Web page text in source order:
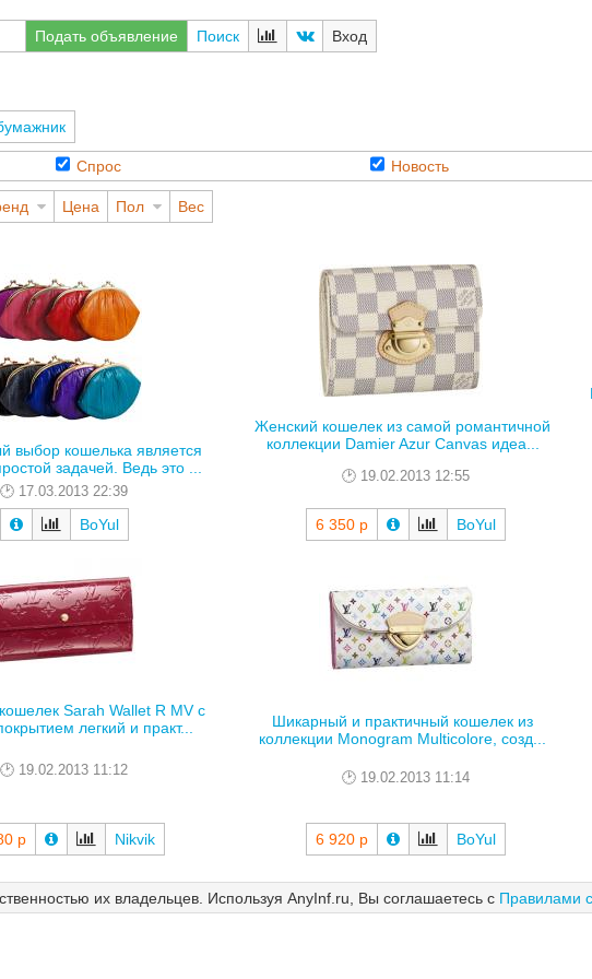
Подать объявление Поиск Вход
Спрос Новость
Цена Пол Вес
выбор кошелька является
задачей. Ведь это ...
17.03.2013 22:39
BoYul
Женский кошелек из самой романтичной
коллекции Damier Azur Canvas идеа...
19.02.2013 12:55
6 350 р BoYul
Sarah Wallet R MV с
легкий и практ...
19.02.2013 11:12
р Nikvik
Шикарный и практичный кошелек из
коллекции Monogram Multicolore, созд...
19.02.2013 11:14
6 920 р BoYul
их владельцев. Используя AnyInf.ru, Вы соглашаетесь с Правилами